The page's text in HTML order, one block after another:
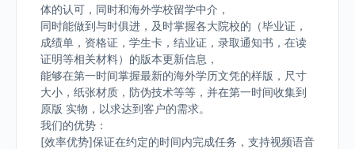
体的认可，同时和海外学校留学中介，
同时能做到与时俱进，及时掌握各大院校的（毕业证，
成绩单，资格证，学生卡，结业证，录取通知书，在读
证明等相关材料）的版本更新信息，
能够在第一时间掌握最新的海外学历文凭的样版，尺寸
大小，纸张材质，防伪技术等等，并在第一时间收集到
原版 实物，以求达到客户的需求。
我们的优势：
[效率优势]保证在约定的时间内完成任务，支持视频语音